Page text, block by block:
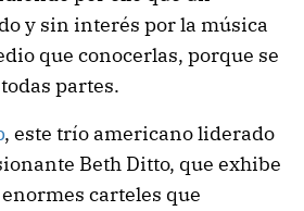
y sin interés por la música
que conocerlas, porque se
partes.
, este trío americano liderado
Beth Ditto, que exhibe
carteles que